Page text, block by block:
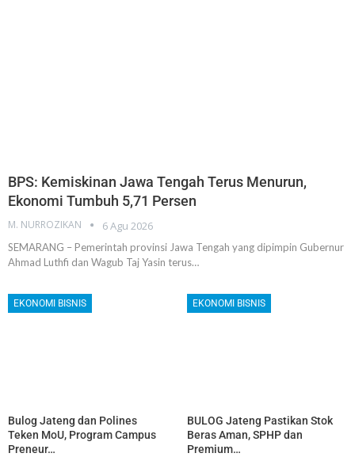
BPS: Kemiskinan Jawa Tengah Terus Menurun,
Ekonomi Tumbuh 5,71 Persen
M. NURROZIKAN 6 Agu 2026
SEMARANG – Pemerintah provinsi Jawa Tengah yang dipimpin Gubernur
Ahmad Luthfi dan Wagub Taj Yasin terus…
EKONOMI BISNIS
Bulog Jateng dan Polines
Teken MoU, Program Campus
Preneur…
EKONOMI BISNIS
BULOG Jateng Pastikan Stok
Beras Aman, SPHP dan
Premium…